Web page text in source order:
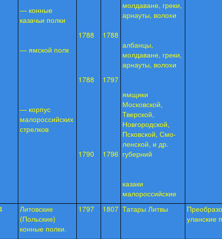
— конные
казачьи полки
— ямской полк
— корпус
малороссийских
стрелков
1788
1788
1790
1788
1797
1796
молдаване, греки,
арнауты, волохи
албанцы,
молдаване, греки,
арнауты, волохи
ямщики
Московской,
Тверской,
Новгород­ской,
Псковской, Смо­
ленской, и др.
губерний
казаки
малороссийские
Литовские
(Польские)
конные полки.
1797 1807 Татары Литвы
уланские